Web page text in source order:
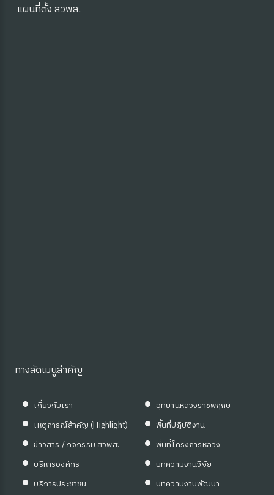
แผนที่ตั้ง สวพส.
ทางลัดเมนูสำคัญ
เกี่ยวกับเรา
เหตุการณ์สำคัญ (Highlight)
ข่าวสาร / กิจกรรม สวพส.
บริหารองค์กร
บริการประชาชน
อุทยานหลวงราชพฤกษ์
พื้นที่ปฏิบัติงาน
พื้นที่โครงการหลวง
บทความงานวิจัย
บทความงานพัฒนา